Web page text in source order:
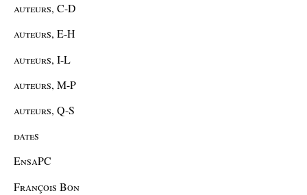
auteurs, C-D
auteurs, E-H
auteurs, I-L
auteurs, M-P
auteurs, Q-S
dates
EnsaPC
François Bon